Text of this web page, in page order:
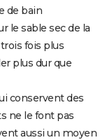
de bain
le sable sec de la
fois plus
plus dur que
conservent des
ne le font pas
aussi un moyen